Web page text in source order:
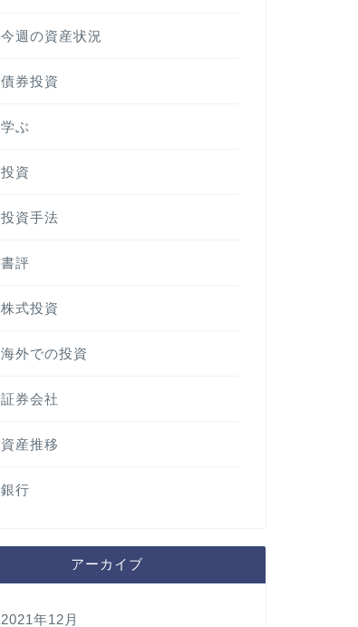
今週の資産状況
債券投資
学ぶ
投資
投資手法
書評
株式投資
海外での投資
証券会社
資産推移
銀行
アーカイブ
2021年12月